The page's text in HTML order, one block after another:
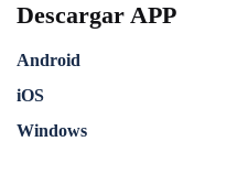
Descargar APP
Android
iOS
Windows